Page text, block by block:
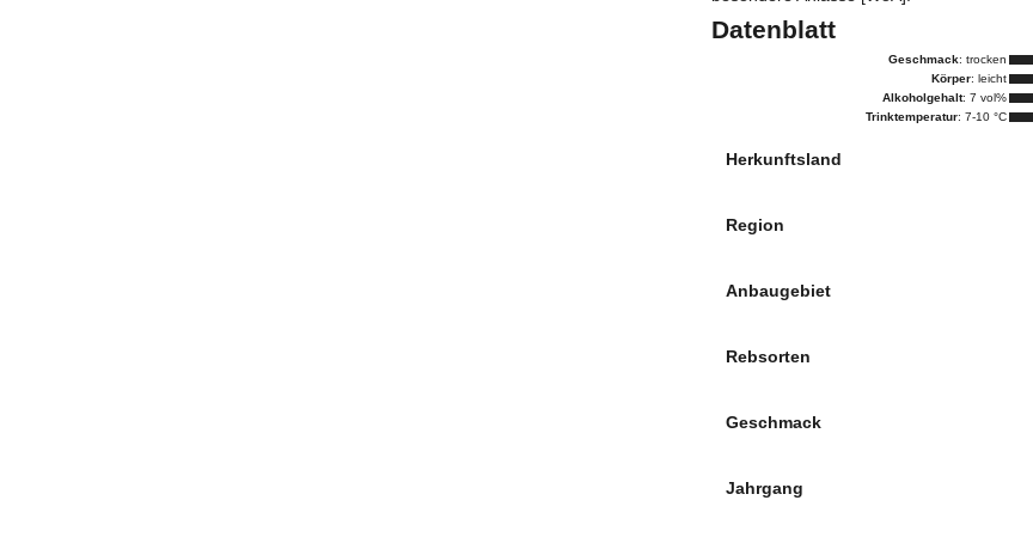
Datenblatt
Geschmack: trocken
Körper: leicht
Alkoholgehalt: 7 vol%
Trinktemperatur: 7-10 °C
Herkunftsland
Region
Anbaugebiet
Rebsorten
Geschmack
Jahrgang